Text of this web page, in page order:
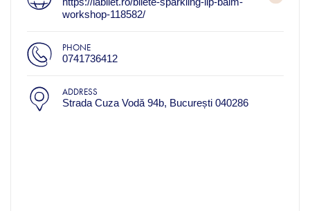
workshop-118582/
PHONE
0741736412
ADDRESS
Strada Cuza Vodă 94b, București 040286